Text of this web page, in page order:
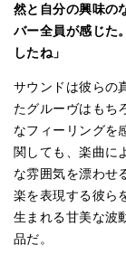
然と自分の興味の
バー全員が感じた
したね」
サウンドは彼らの
たグルーヴはもち
なフィーリングを
関しても、楽曲に
な雰囲気を漂わせ
楽を表現する彼ら
生まれる甘美な波
品だ。